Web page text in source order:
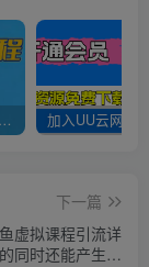
全网VIP课程 无损下载~
下一篇
虚拟课程引流详
同时还能产生收